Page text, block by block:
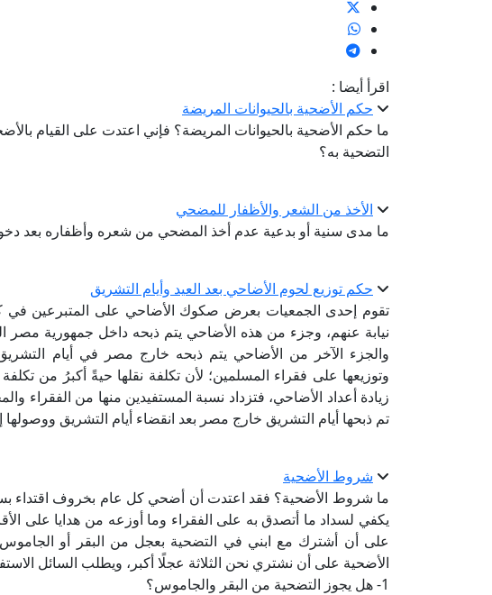
اقرأ أيضا :
حكم الأضحية بالحيوانات المريضة
ما حكم الأضحية بالحيوانات المريضة؟ فإني اعتدت على القيام
التضحية به؟
الأخذ من الشعر والأظفار للمضحي
ما مدى سنية أو بدعية عدم أخذ المضحي من شعره وأظفاره بعد
حكم توزيع لحوم الأضاحي بعد العيد وأيام التشريق
تقوم إحدى الجمعيات بعرض صكوك الأضاحي على المتبرعين في
نيابة عنهم، وجزء من هذه الأضاحي يتم ذبحه داخل جمهورية مصر
والجزء الآخر من الأضاحي يتم ذبحه خارج مصر في أيام
وتوزيعها على فقراء المسلمين؛ لأن تكلفة نقلها حيةً أكبرُ من تكلفة
زيادة أعداد الأضاحي، فتزداد نسبة المستفيدين منها من الفقراء
تم ذبحها أيام التشريق خارج مصر بعد انقضاء أيام التشريق
شروط الأضحية
ما شروط الأضحية؟ فقد اعتدت أن أضحي كل عام بخروف اقتداء
يكفي لسداد ما أتصدق به على الفقراء وما أوزعه من هدايا على
على أن أشترك مع ابني في التضحية بعجل من البقر أو
الأضحية على أن نشتري نحن الثلاثة عجلًا أكبر، ويطلب السائل
1- هل يجوز التضحية من البقر والجاموس؟